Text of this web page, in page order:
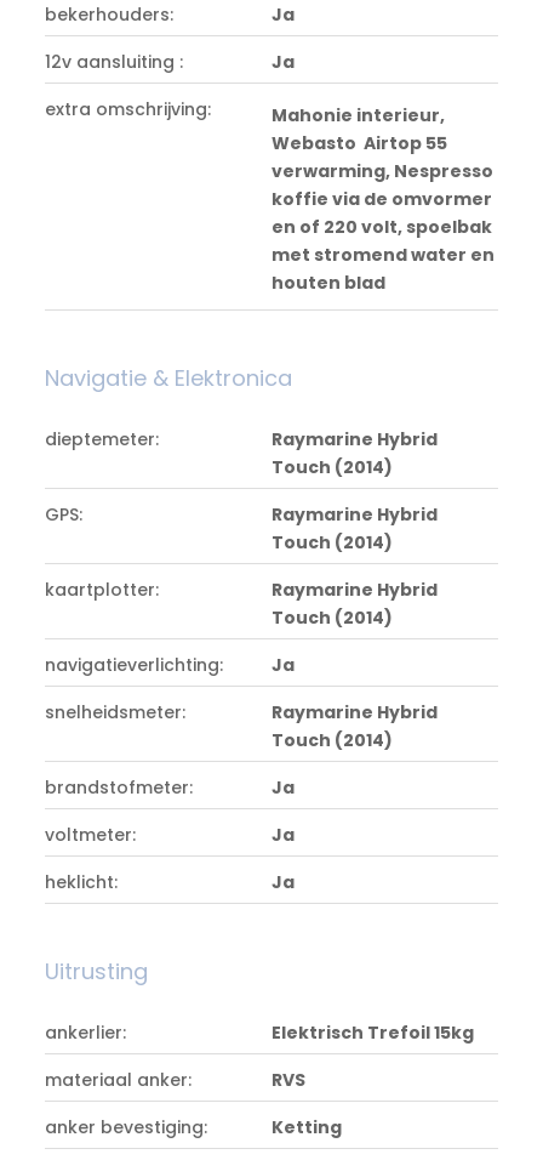
bekerhouders:
Ja
12v aansluiting :
Ja
extra omschrijving:
Mahonie interieur,
Webasto Airtop 55
verwarming, Nespresso
koffie via de omvormer
en of 220 volt, spoelbak
met stromend water en
houten blad
Navigatie & Elektronica
dieptemeter:
Raymarine Hybrid
Touch (2014)
GPS:
Raymarine Hybrid
Touch (2014)
kaartplotter:
Raymarine Hybrid
Touch (2014)
navigatieverlichting:
Ja
snelheidsmeter:
Raymarine Hybrid
Touch (2014)
brandstofmeter:
Ja
voltmeter:
Ja
heklicht:
Ja
Uitrusting
ankerlier:
Elektrisch Trefoil 15kg
materiaal anker:
RVS
anker bevestiging:
Ketting